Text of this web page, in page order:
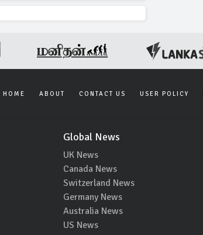
HOME ABOUT CONTACT US USER POLICY
Global News
UK News
Canada News
Switzerland News
Germany News
Australia News
US News